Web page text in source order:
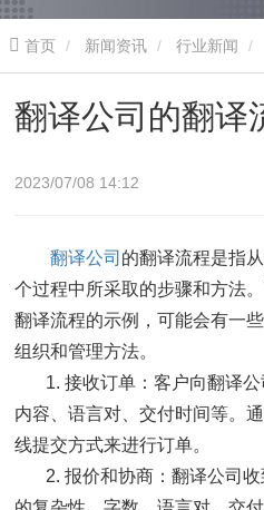
首页 新闻资讯 行业新闻
翻译公司的翻译
2023/07/08 14:12
翻译公司 的翻译流程是指
个过程中所采取的步骤和方法
翻译流程的示例，可能会有一
组织和管理方法。
1. 接收订单：客户向翻译
内容、语言对、交付时间等。
线提交方式来进行订单。
2. 报价和协商：翻译公司